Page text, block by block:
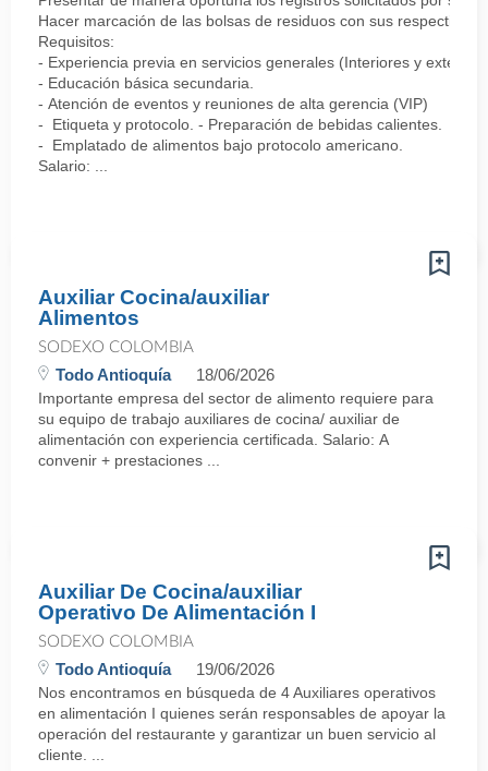
Hacer marcación de las bolsas de residuos con sus respectivos
Requisitos:
- Experiencia previa en servicios generales (Interiores y
- Educación básica secundaria.
- Atención de eventos y reuniones de alta gerencia (VIP)
- Etiqueta y protocolo. - Preparación de bebidas calientes.
- Emplatado de alimentos bajo protocolo americano.
Salario: ...
Auxiliar Cocina/auxiliar
Alimentos
SODEXO COLOMBIA
Todo Antioquía 18/06/2026
Importante empresa del sector de alimento requiere para
su equipo de trabajo auxiliares de cocina/ auxiliar de
alimentación con experiencia certificada. Salario: A
convenir + prestaciones ...
Auxiliar De Cocina/auxiliar
Operativo De Alimentación I
SODEXO COLOMBIA
Todo Antioquía 19/06/2026
Nos encontramos en búsqueda de 4 Auxiliares operativos
en alimentación I quienes serán responsables de apoyar la
operación del restaurante y garantizar un buen servicio al
cliente. ...